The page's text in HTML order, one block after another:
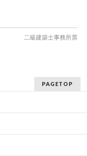
二級建築士事務所票
PAGETOP